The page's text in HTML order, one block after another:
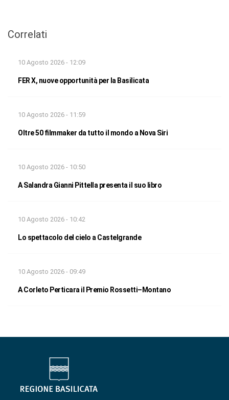
Correlati
10 Agosto 2026 - 12:09
FER X, nuove opportunità per la Basilicata
10 Agosto 2026 - 11:59
Oltre 50 filmmaker da tutto il mondo a Nova Siri
10 Agosto 2026 - 10:50
A Salandra Gianni Pittella presenta il suo libro
10 Agosto 2026 - 10:42
Lo spettacolo del cielo a Castelgrande
10 Agosto 2026 - 09:49
A Corleto Perticara il Premio Rossetti–Montano